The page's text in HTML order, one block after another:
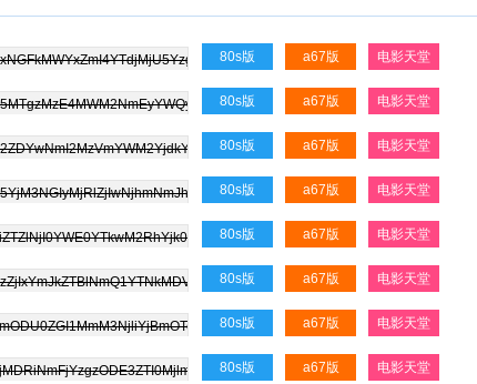
80s版 a67版 电影天堂
80s版 a67版 电影天堂
80s版 a67版 电影天堂
80s版 a67版 电影天堂
80s版 a67版 电影天堂
80s版 a67版 电影天堂
80s版 a67版 电影天堂
80s版 a67版 电影天堂